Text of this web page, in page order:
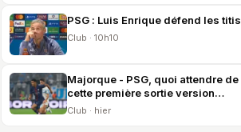
PSG : Luis Enrique défend les titis
Club · 10h10
Majorque - PSG, quoi attendre de
cette première sortie version
2026-2027 ?
Club · hier